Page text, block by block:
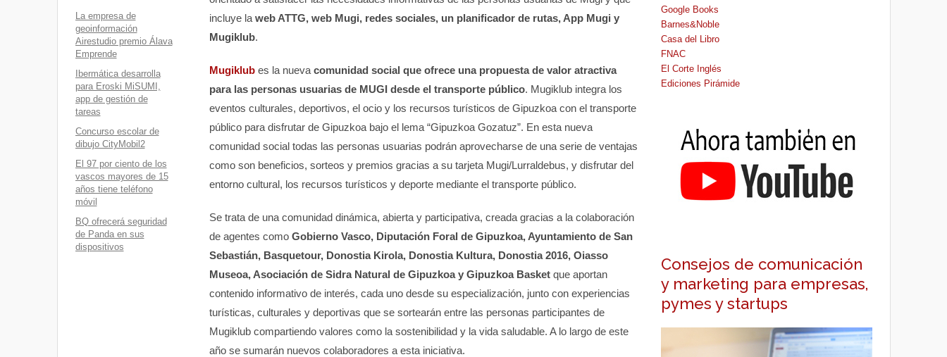
La empresa de
geoinformación
Airestudio premio Álava
Emprende
Ibermática desarrolla
para Eroski MiSUMI,
app de gestión de
tareas
Concurso escolar de
dibujo CityMobil2
El 97 por ciento de los
vascos mayores de 15
años tiene teléfono
móvil
BQ ofrecerá seguridad
de Panda en sus
dispositivos
incluye la web ATTG, web Mugi, redes sociales, un planificador de rutas, App Mugi y
Mugiklub.
Mugiklub es la nueva comunidad social que ofrece una propuesta de valor atractiva
para las personas usuarias de MUGI desde el transporte público. Mugiklub integra los
eventos culturales, deportivos, el ocio y los recursos turísticos de Gipuzkoa con el transporte
público para disfrutar de Gipuzkoa bajo el lema “Gipuzkoa Gozatuz”. En esta nueva
comunidad social todas las personas usuarias podrán aprovecharse de una serie de ventajas
como son beneficios, sorteos y premios gracias a su tarjeta Mugi/Lurraldebus, y disfrutar del
entorno cultural, los recursos turísticos y deporte mediante el transporte público.
Se trata de una comunidad dinámica, abierta y participativa, creada gracias a la colaboración
de agentes como Gobierno Vasco, Diputación Foral de Gipuzkoa, Ayuntamiento de San
Sebastián, Basquetour, Donostia Kirola, Donostia Kultura, Donostia 2016, Oiasso
Museoa, Asociación de Sidra Natural de Gipuzkoa y Gipuzkoa Basketque aportan
contenido informativo de interés, cada uno desde su especialización, junto con experiencias
turísticas, culturales y deportivas que se sortearán entre las personas participantes de
Mugiklub compartiendo valores como la sostenibilidad y la vida saludable. A lo largo de este
año se sumarán nuevos colaboradores a esta iniciativa.
Google Books
Barnes&Noble
Casa del Libro
FNAC
El Corte Inglés
Ediciones Pirámide
Consejos de comunicación
y marketing para empresas,
pymes y startups